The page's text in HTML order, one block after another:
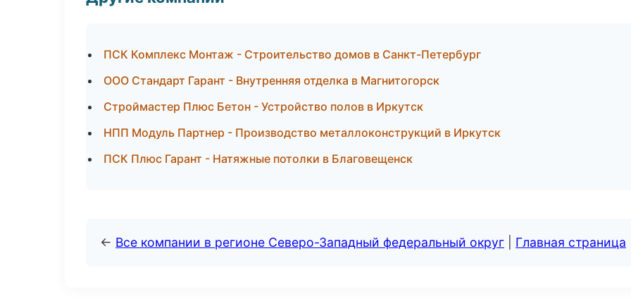
ПСК Комплекс Монтаж - Строительство домов в Санкт-Петербург
ООО Стандарт Гарант - Внутренняя отделка в Магнитогорск
Строймастер Плюс Бетон - Устройство полов в Иркутск
НПП Модуль Партнер - Производство металлоконструкций в Иркутск
ПСК Плюс Гарант - Натяжные потолки в Благовещенск
← Все компании в регионе Северо-Западный федеральный округ Главная страница